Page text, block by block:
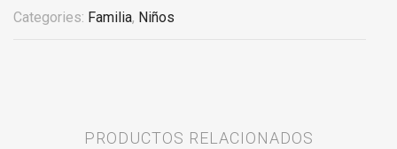
Categories: Familia, Niños
PRODUCTOS RELACIONADOS